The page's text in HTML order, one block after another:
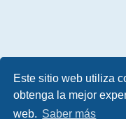
Este sitio web utiliza
obtenga la mejor
web. Saber más